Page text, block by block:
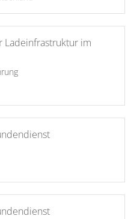
Ladeinfrastruktur im